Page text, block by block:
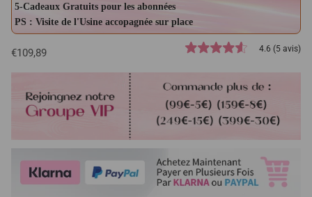
5-Cadeaux Gratuits pour les abonnées
PS : Visite de l'Usine accopagnée sur place
€109,89 4.6 (5 avis)